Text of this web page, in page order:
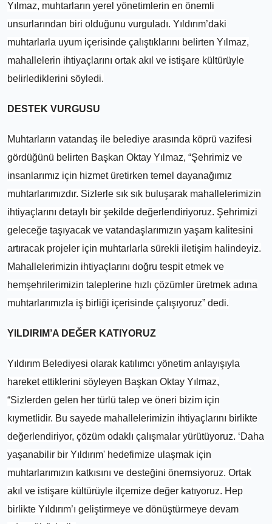
Yılmaz, muhtarların yerel yönetimlerin en önemli
unsurlarından biri olduğunu vurguladı. Yıldırım’daki
muhtarlarla uyum içerisinde çalıştıklarını belirten Yılmaz,
mahallelerin ihtiyaçlarını ortak akıl ve istişare kültürüyle
belirlediklerini söyledi.
DESTEK VURGUSU
Muhtarların vatandaş ile belediye arasında köprü vazifesi
gördüğünü belirten Başkan Oktay Yılmaz, “Şehrimiz ve
insanlarımız için hizmet üretirken temel dayanağımız
muhtarlarımızdır. Sizlerle sık sık buluşarak mahallelerimizin
ihtiyaçlarını detaylı bir şekilde değerlendiriyoruz. Şehrimizi
geleceğe taşıyacak ve vatandaşlarımızın yaşam kalitesini
artıracak projeler için muhtarlarla sürekli iletişim halindeyiz.
Mahallelerimizin ihtiyaçlarını doğru tespit etmek ve
hemşehrilerimizin taleplerine hızlı çözümler üretmek adına
muhtarlarımızla iş birliği içerisinde çalışıyoruz” dedi.
YILDIRIM’A DEĞER KATIYORUZ
Yıldırım Belediyesi olarak katılımcı yönetim anlayışıyla
hareket ettiklerini söyleyen Başkan Oktay Yılmaz,
“Sizlerden gelen her türlü talep ve öneri bizim için
kıymetlidir. Bu sayede mahallelerimizin ihtiyaçlarını birlikte
değerlendiriyor, çözüm odaklı çalışmalar yürütüyoruz. ‘Daha
yaşanabilir bir Yıldırım' hedefimize ulaşmak için
muhtarlarımızın katkısını ve desteğini önemsiyoruz. Ortak
akıl ve istişare kültürüyle ilçemize değer katıyoruz. Hep
birlikte Yıldırım’ı geliştirmeye ve dönüştürmeye devam